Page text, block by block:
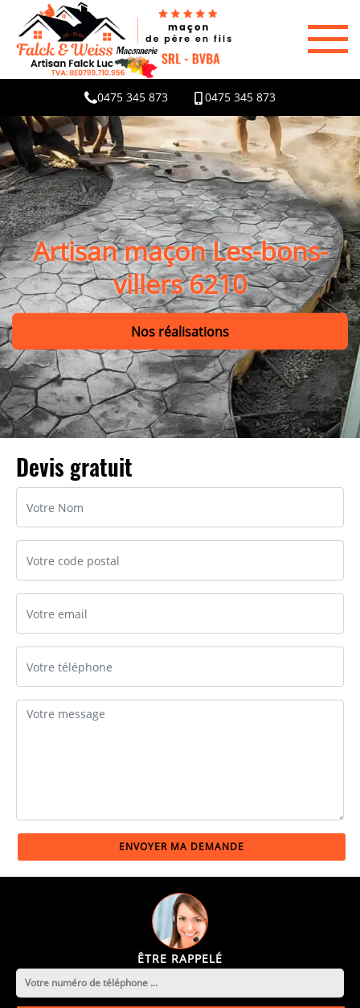
0475 345 873 0475 345 873
Artisan maçon Les-bons-
villers 6210
Nos réalisations
Devis gratuit
ÊTRE RAPPELÉ